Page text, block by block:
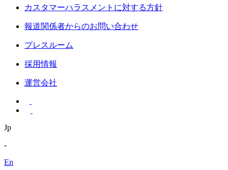
カスタマーハラスメントに対する方針
報道関係者からのお問い合わせ
プレスルーム
採用情報
運営会社
Jp
-
En